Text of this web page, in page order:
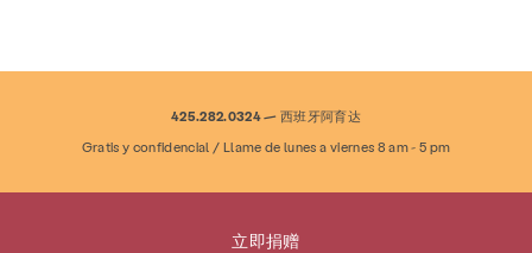
参与其中
关于 新闻与博客 接触 就业 常问问题
捐
425.282.0324 — 西班牙阿育达
Gratis y confidencial / Llame de lunes a viernes 8 am - 5 pm
立即捐赠